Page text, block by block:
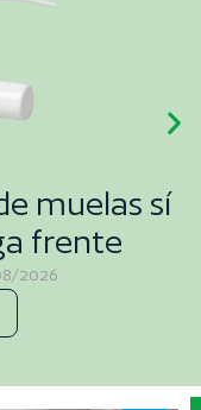
muelas sí
frente
2026